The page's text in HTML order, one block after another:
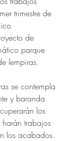
trimestre de
de
parque
lempiras.
se contempla
y baranda
los
harán trabajos
los acabados.